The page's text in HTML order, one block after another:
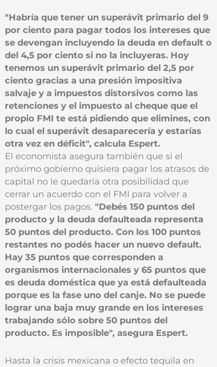
"Habría que tener un superávit primario del 9
por ciento para pagar todos los intereses que
se devengan incluyendo la deuda en default o
del 4,5 por ciento si no la incluyeras. Hoy
tenemos un superávit primario del 2,5 por
ciento gracias a una presión impositiva
salvaje y a impuestos distorsivos como las
retenciones y el impuesto al cheque que el
propio FMI te está pidiendo que elimines, con
lo cual el superávit desaparecería y estarías
otra vez en déficit", calcula Espert.
El economista asegura también que si el
próximo gobierno quisiera pagar los atrasos de
capital no le quedaría otra posibilidad que
cerrar un acuerdo con el FMI para volver a
postergar los pagos. "Debés 150 puntos del
producto y la deuda defaulteada representa
50 puntos del producto. Con los 100 puntos
restantes no podés hacer un nuevo default.
Hay 35 puntos que corresponden a
organismos internacionales y 65 puntos que
es deuda doméstica que ya está defaulteada
porque es la fase uno del canje. No se puede
lograr una baja muy grande en los intereses
trabajando sólo sobre 50 puntos del
producto. Es imposible", asegura Espert.
Hasta la crisis mexicana o efecto tequila en